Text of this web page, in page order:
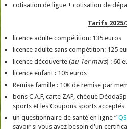
cotisation de ligue + cotisation de
Tarifs 2025/
licence adulte compétition: 135 euros
licence adulte sans compétition: 125
licence découverte (au 1er mars) : 60
licence enfant : 105 euros
Remise famille : 10€ de remise par
bons C.A.F, carte ZAP, chèque
sports et les Coupons sports acceptés
un questionnaire de santé en ligne “
savoir si vous avez besoin d'un